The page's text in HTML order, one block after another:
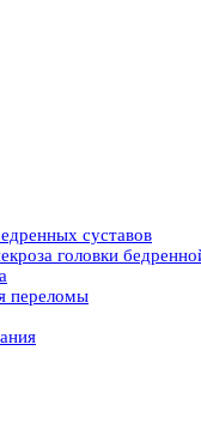
суставов
головки
переломы